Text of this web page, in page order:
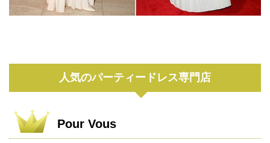
人気のパーティードレス専門店
Pour Vous